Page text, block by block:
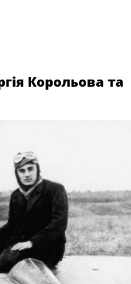
Корольова та